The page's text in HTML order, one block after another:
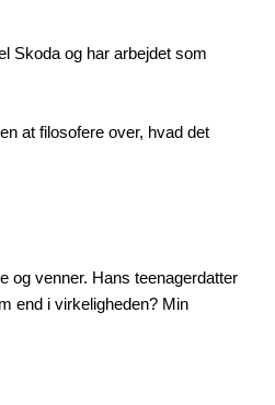
Skoda og har arbejdet som
at filosofere over, hvad det
og venner. Hans teenagerdatter
end i virkeligheden? Min